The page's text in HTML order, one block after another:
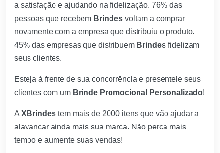
a satisfação e ajudando na fidelização. 76% das
pessoas que recebem Brindes voltam a comprar
novamente com a empresa que distribuiu o produto.
45% das empresas que distribuem Brindes fidelizam
seus clientes.
Esteja à frente de sua concorrência e presenteie seus
clientes com um Brinde Promocional Personalizado!
A XBrindes tem mais de 2000 itens que vão ajudar a
alavancar ainda mais sua marca. Não perca mais
tempo e aumente suas vendas!